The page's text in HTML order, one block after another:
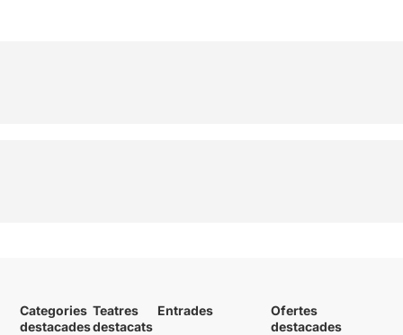
Categories
destacades
Teatres
destacats
Entrades
Ofertes
destacades